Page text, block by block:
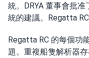
統。DRYA 董事會批
統的建議。Regatta RC
Regatta RC 的每個功
題。重複船隻解析器